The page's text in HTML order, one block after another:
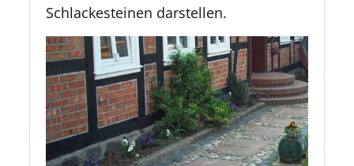
Schlackesteinen darstellen.